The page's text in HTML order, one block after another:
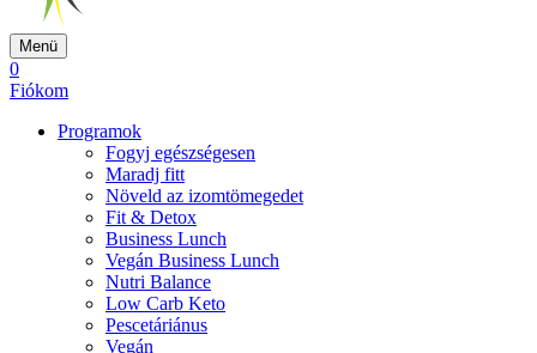
Menü
0
Fiókom
Programok
Fogyj egészségesen
Maradj fitt
Növeld az izomtömegedet
Fit & Detox
Business Lunch
Vegán Business Lunch
Nutri Balance
Low Carb Keto
Pescetáriánus
Vegán